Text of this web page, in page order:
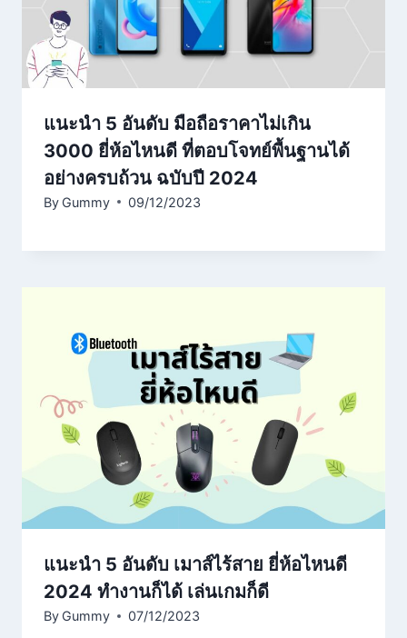
แนะนำ 5 อันดับ มือถือราคาไม่เกิน
3000 ยี่ห้อไหนดี ที่ตอบโจทย์พื้นฐานได้
อย่างครบถ้วน ฉบับปี 2024
By Gummy 09/12/2023
แนะนำ 5 อันดับ เมาส์ไร้สาย ยี่ห้อไหนดี
2024 ทำงานก็ได้ เล่นเกมก็ดี
By Gummy 07/12/2023